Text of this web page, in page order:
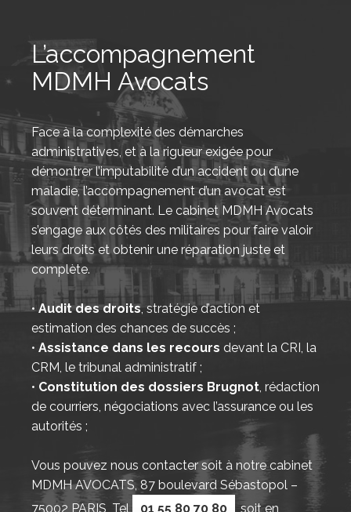
L’accompagnement
MDMH Avocats
Face à la complexité des démarches
administratives, et à la rigueur exigée pour
démontrer l’imputabilité d’un accident ou d’une
maladie, l’accompagnement d’un avocat est
souvent déterminant. Le cabinet MDMH Avocats
s’engage aux côtés des militaires pour faire valoir
leurs droits et obtenir une réparation juste et
complète.
• Audit des droits, stratégie d’action et
estimation des chances de succès ;
• Assistance dans les recours devant la CRI, la
CRM, le tribunal administratif ;
• Constitution des dossiers Brugnot , rédaction
de courriers, négociations avec l’assurance ou les
autorités ;
Vous pouvez nous contacter soit à notre cabinet
MDMH AVOCATS, 87 boulevard Sébastopol –
75002 PARIS, Tel
01 55 80 70 80 , soit en